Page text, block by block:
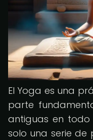
El Yoga es una
parte
antiguas en
solo una serie de